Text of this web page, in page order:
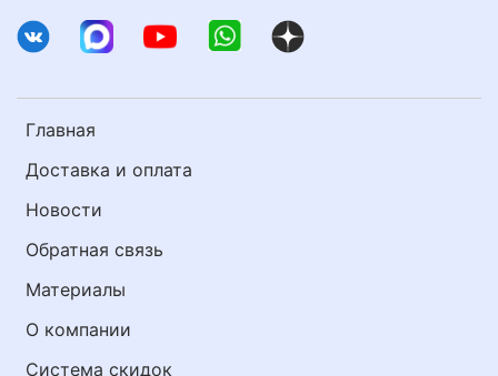
Главная
Доставка и оплата
Новости
Обратная связь
Материалы
О компании
Система скидок